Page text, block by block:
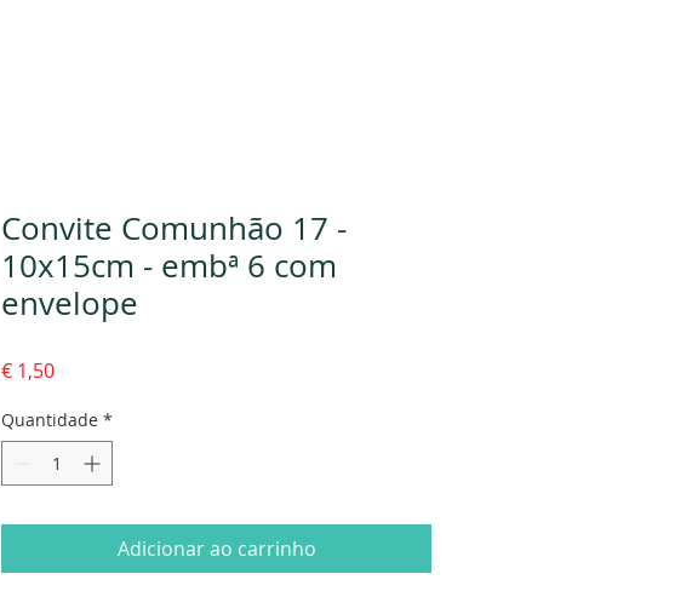
Convite Comunhão 17 -
10x15cm - embª 6 com
envelope
€ 1,50Preço
Quantidade *
Adicionar ao carrinho